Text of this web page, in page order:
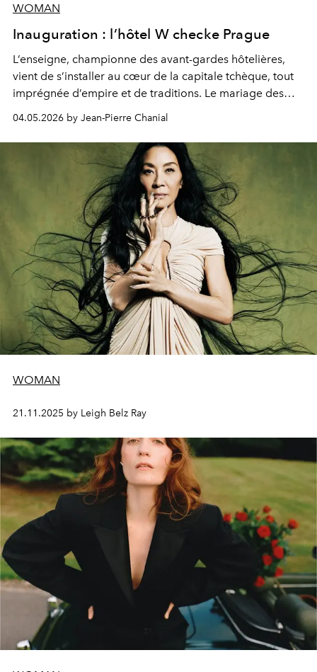
WOMAN
Inauguration : l’hôtel W checke Prague
L’enseigne, championne des avant-gardes hôtelières,
vient de s’installer au cœur de la capitale tchèque, tout
imprégnée d’empire et de traditions. Le mariage des
04.05.2026 by Jean-Pierre Chanial
WOMAN
21.11.2025 by Leigh Belz Ray